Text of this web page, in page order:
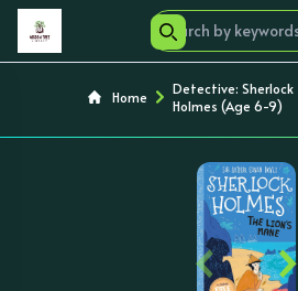
Home
Detective: Sherlock
Holmes (Age 6-9)
‹ ›